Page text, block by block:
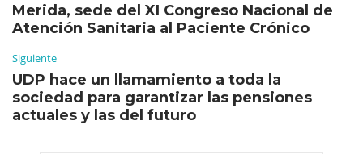
Merida, sede del XI Congreso Nacional de
Atención Sanitaria al Paciente Crónico
Siguiente
UDP hace un llamamiento a toda la
sociedad para garantizar las pensiones
actuales y las del futuro